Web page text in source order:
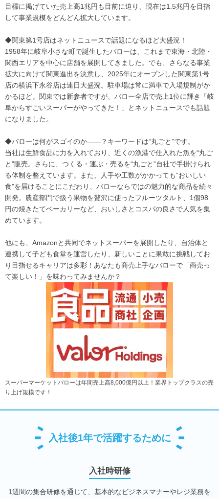
目標に掲げていた売上高1兆円も目前に迫り、現在は1.5兆円を目指
して事業規模をどんどん拡大しています。
◆関東第1号店はネットニュースで話題になるほど大盛況！
1958年に岐阜小さな町で誕生したバローは、これまで東海・北陸・
関西エリアを中心に店舗を展開してきました。でも、さらなる事業
拡大に向けて関東進出を決意し、2025年にオープンした関東第1号
店の横浜下永谷店は連日大盛況。駐車場は常に満車で入場規制がか
かるほど。関東では新参者ですが、バロー全店で売上1位に輝き「岐
阜からすごいスーパーがやってきた！」とネットニュースでも話題
になりました。
◆バローは何がスゴイのか――？キーワードは“丸ごと”です。
当社は生鮮食品に力を入れており、近くの漁港で仕入れた魚を“丸ご
と”販売。さらに、つくる・運ぶ・売るを“丸ごと”自社で手掛けられ
る体制を整えています。また、人手や工数がかかっても“おいしい
食”を届けることにこだわり、バローならではの魅力的な商品を続々
開発。農産部門で扱う果物を贅沢に使ったフルーツタルト、1個98
円の焼きたてベーカリーなど、おいしさとコスパの良さで人気を集
めています。
他にも、Amazonと共同でネットスーパーを展開したり、自治体と
連携して子ども食堂を運営したり、新しいことに果敢に挑戦してお
り目指せるキャリアは多彩！あなたも商売上手なバローで「商売っ
て楽しい！」を味わってみませんか？
スーパーマーケットバローは年間売上高8,000億円以上！業界トップクラスの売
り上げ規模です！
入社後1年で活躍するために
入社時研修
1週間の集合研修を通じて、基本的なビジネスマナーやレジ業務を